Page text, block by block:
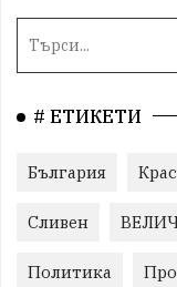
# ЕТИКЕТИ
България
Сливен
Политика